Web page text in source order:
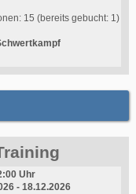
15 (bereits gebucht: 1)
Uhr
- 18.12.2026